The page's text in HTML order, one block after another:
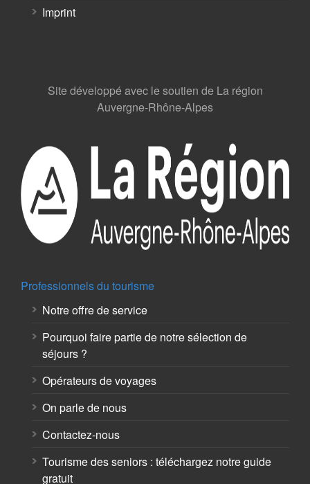
Imprint
Site développé avec le soutien de La région
Auvergne-Rhône-Alpes
Professionnels du tourisme
Notre offre de service
Pourquoi faire partie de notre sélection de
séjours ?
Opérateurs de voyages
On parle de nous
Contactez-nous
Tourisme des seniors : téléchargez notre guide
gratuit